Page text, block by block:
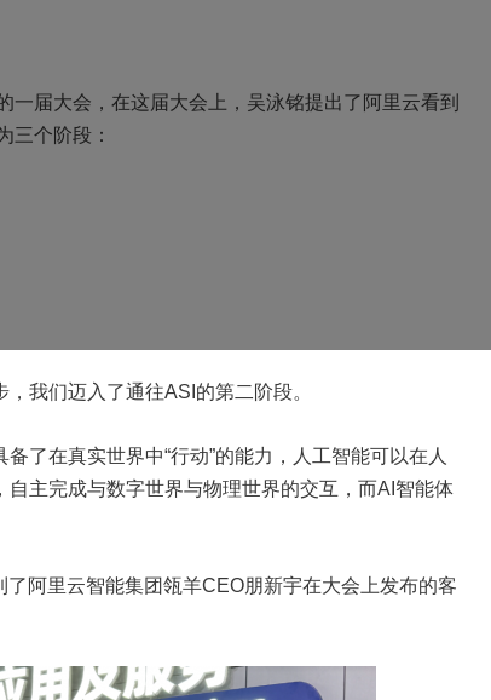
届大会，在这届大会上，吴泳铭提出了阿里云看到
三个阶段：
我们迈入了通往ASI的第二阶段。
了在真实世界中“行动”的能力，人工智能可以在人
主完成与数字世界与物理世界的交互，而AI智能体
阿里云智能集团瓴羊CEO朋新宇在大会上发布的客